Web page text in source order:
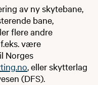
av ny skytebane,
bane,
flere andre
være
Norges
, eller skytterlag
(DFS).